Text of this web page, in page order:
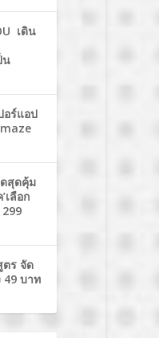
เดิน
น
อร์แอป
สุดคุ้ม
เลือก
299
ตร จัด
49 บาท